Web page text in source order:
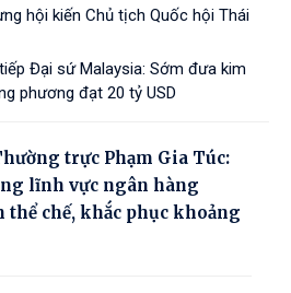
hội kiến Chủ tịch Quốc hội Thái
Đại sứ Malaysia: Sớm đưa kim
phương đạt 20 tỷ USD
trực Phạm Gia Túc:
lĩnh vực ngân hàng
thể chế, khắc phục khoảng